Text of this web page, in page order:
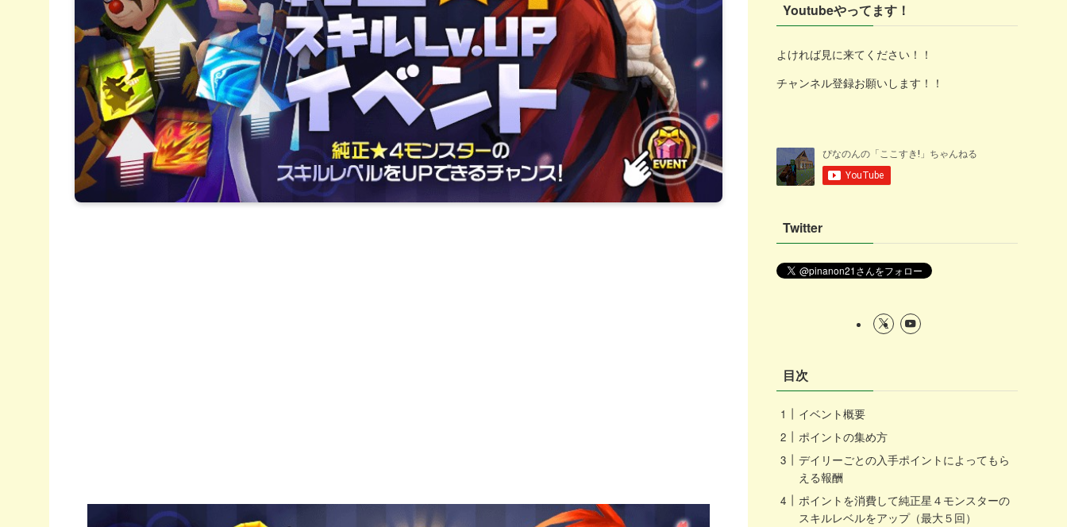
Youtubeやってます！
よければ見に来てください！！
チャンネル登録お願いします！！
Twitter
目次
イベント概要
ポイントの集め方
デイリーごとの入手ポイントによってもら
える報酬
ポイントを消費して純正星４モンスターの
スキルレベルをアップ（最大５回）